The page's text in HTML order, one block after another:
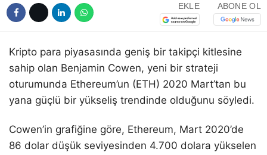
EKLE ABONE OL
Kripto para piyasasında geniş bir takipçi kitlesine
sahip olan Benjamin Cowen, yeni bir strateji
oturumunda Ethereum’un (ETH) 2020 Mart’tan bu
yana güçlü bir yükseliş trendinde olduğunu söyledi.
Cowen’in grafiğine göre, Ethereum, Mart 2020’de
86 dolar düşük seviyesinden 4.700 dolara yükselen